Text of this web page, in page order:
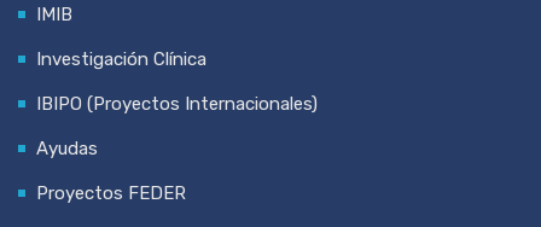
IMIB
Investigación Clínica
IBIPO (Proyectos Internacionales)
Ayudas
Proyectos FEDER